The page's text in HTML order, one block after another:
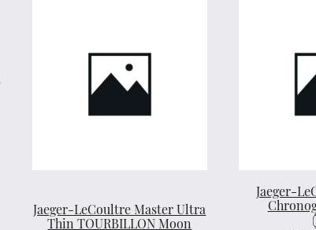
Jaeger-LeCoultre Master Ultra
Thin TOURBILLON Moon
Jaeger-